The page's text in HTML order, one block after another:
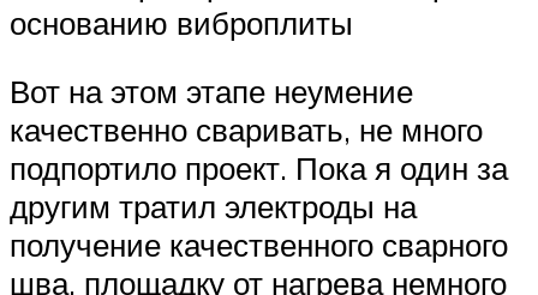
основанию виброплиты
Вот на этом этапе неумение
качественно сваривать, не много
подпортило проект. Пока я один за
другим тратил электроды на
получение качественного сварного
шва, площадку от нагрева немного